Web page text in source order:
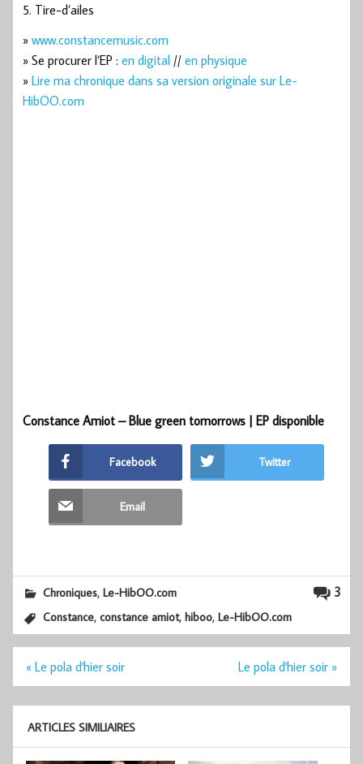
5. Tire-d’ailes
» www.constancemusic.com
» Se procurer l’EP : en digital // en physique
» Lire ma chronique dans sa version originale sur Le-
HibOO.com
Constance Amiot – Blue green tomorrows | EP disponible
Facebook Twitter
Email
3
Chroniques,Le-HibOO.com
Constance,constance amiot,hiboo,Le-HibOO.com
Navigation
« Le pola d'hier soir Le pola d'hier soir »
ARTICLES SIMILIAIRES